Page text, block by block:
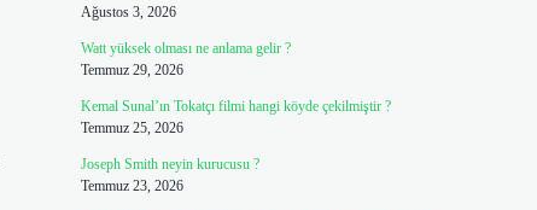
Ağustos 3, 2026
Watt yüksek olması ne anlama gelir ?
Temmuz 29, 2026
Kemal Sunal’ın Tokatçı filmi hangi köyde çekilmiştir ?
Temmuz 25, 2026
Joseph Smith neyin kurucusu ?
Temmuz 23, 2026